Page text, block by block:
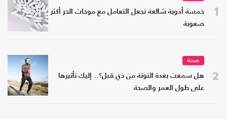
1
خمسة أدوية شائعة تجعل التعامل مع موجات الحر أكثر
صعوبة
2
صحة
هل سمعت بغدة التوتة من ذي قبل؟.. إليك تأثيرها
على طول العمر والصحة